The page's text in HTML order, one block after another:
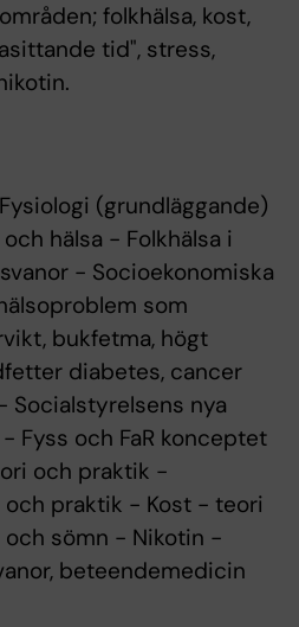
folkhälsa, kost,
tid", stress,
(grundläggande)
hälsa - Folkhälsa i
- Socioekonomiska
som
bukfetma, högt
diabetes, cancer
Socialstyrelsens nya
Fyss och FaR konceptet
och praktik -
praktik - Kost - teori
sömn - Nikotin -
beteendemedicin